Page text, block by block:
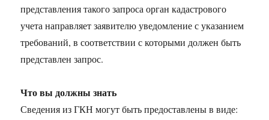
представления такого запроса орган кадастрового
учета направляет заявителю уведомление с указанием
требований, в соответствии с которыми должен быть
представлен запрос.
Что вы должны знать
Сведения из ГКН могут быть предоставлены в виде: